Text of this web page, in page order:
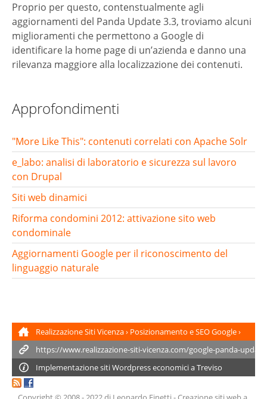
Proprio per questo, contenstualmente agli
aggiornamenti del Panda Update 3.3, troviamo alcuni
miglioramenti che permettono a Google di
identificare la home page di un’azienda e danno una
rilevanza maggiore alla localizzazione dei contenuti.
Approfondimenti
"More Like This": contenuti correlati con Apache Solr
e_labo: analisi di laboratorio e sicurezza sul lavoro
con Drupal
Siti web dinamici
Riforma condomini 2012: attivazione sito web
condominale
Aggiornamenti Google per il riconoscimento del
linguaggio naturale
Realizzazione Siti Vicenza› Posizionamento e SEO Google›
Google Panda Update 3.3
Implementazione sitiWordpresseconomici a Treviso